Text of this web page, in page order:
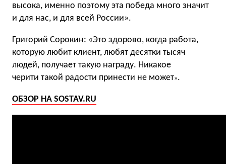
высока, именно поэтому эта победа много значит
и для нас, и для всей России».
Григорий Сорокин: «Это здорово, когда работа,
которую любит клиент, любят десятки тысяч
людей, получает такую награду. Никакое
черити такой радости принести не может».
ОБЗОР НА SOSTAV.RU